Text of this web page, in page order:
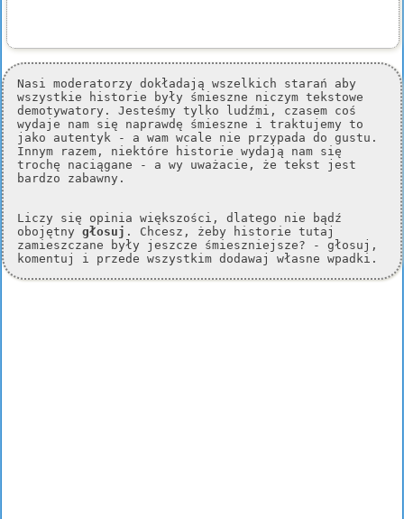
Nasi moderatorzy dokładają wszelkich starań aby
wszystkie historie były śmieszne niczym tekstowe
demotywatory. Jesteśmy tylko ludźmi, czasem coś
wydaje nam się naprawdę śmieszne i traktujemy to
jako autentyk - a wam wcale nie przypada do gustu.
Innym razem, niektóre historie wydają nam się
trochę naciągane - a wy uważacie, że tekst jest
bardzo zabawny.
Liczy się opinia większości, dlatego nie bądź
obojętny głosuj . Chcesz, żeby historie tutaj
zamieszczane były jeszcze śmieszniejsze? - głosuj,
komentuj i przede wszystkim dodawaj własne wpadki.